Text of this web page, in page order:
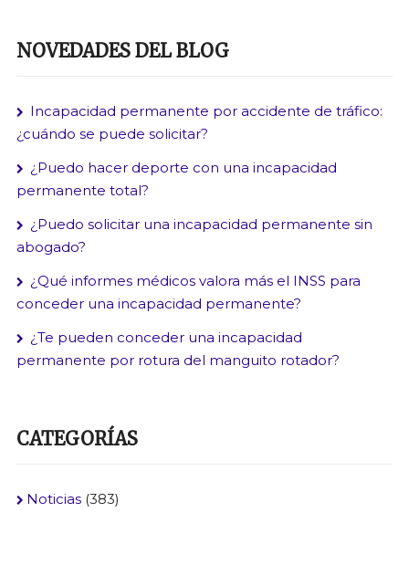
NOVEDADES DEL BLOG
Incapacidad permanente por accidente de tráfico:
¿cuándo se puede solicitar?
¿Puedo hacer deporte con una incapacidad
permanente total?
¿Puedo solicitar una incapacidad permanente sin
abogado?
¿Qué informes médicos valora más el INSS para
conceder una incapacidad permanente?
¿Te pueden conceder una incapacidad
permanente por rotura del manguito rotador?
CATEGORÍAS
Noticias(383)